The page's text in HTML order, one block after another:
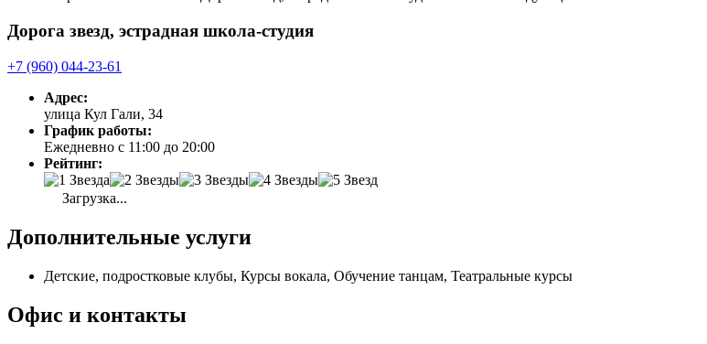
Дорога звезд, эстрадная школа-студия
+7 (960) 044-23-61
Адрес:
улица Кул Гали, 34
График работы:
Ежедневно с 11:00 до 20:00
Рейтинг:
Загрузка...
Дополнительные услуги
Детские, подростковые клубы, Курсы вокала, Обучение танцам, Театральные курсы
Офис и контакты